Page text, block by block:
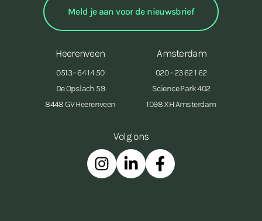
Heerenveen
0513 - 64 14 50
De Opslach 59
8448 GV Heerenveen
Amsterdam
020 - 23 62 1 62
Science Park 402
1098 XH Amsterdam
Volg ons
InstagramLinkedinFacebook